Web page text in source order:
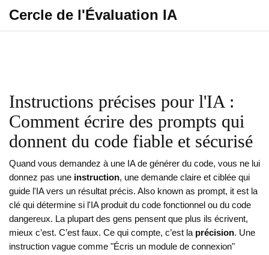
Cercle de l'Évaluation IA
Instructions précises pour l'IA :
Comment écrire des prompts qui
donnent du code fiable et sécurisé
Quand vous demandez à une IA de générer du code, vous ne lui
donnez pas une instruction, une demande claire et ciblée qui
guide l'IA vers un résultat précis. Also known as prompt, it est la
clé qui détermine si l'IA produit du code fonctionnel ou du code
dangereux. La plupart des gens pensent que plus ils écrivent,
mieux c’est. C’est faux. Ce qui compte, c’est la précision. Une
instruction vague comme "Écris un module de connexion"